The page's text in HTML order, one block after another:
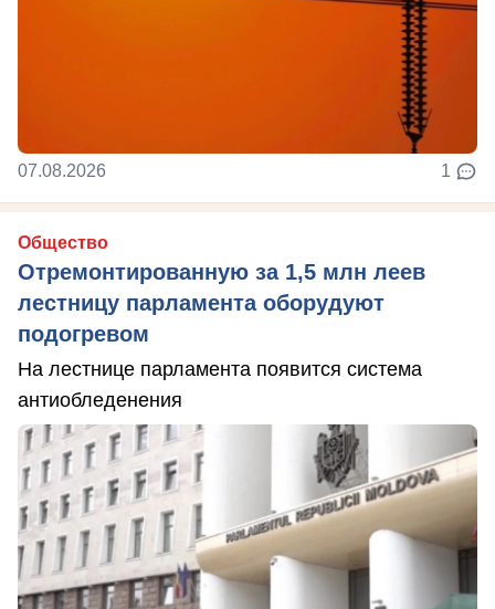
07.08.2026 1
Общество
Отремонтированную за 1,5 млн леев
лестницу парламента оборудуют
подогревом
На лестнице парламента появится система
антиобледенения